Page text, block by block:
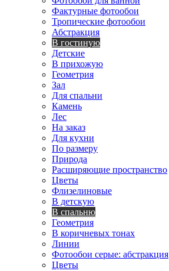
Фактурные фотообои
Тропические фотообои
Абстракция
В гостиную
Детские
В прихожую
Геометрия
Зал
Для спальни
Камень
Лес
На заказ
Для кухни
По размеру
Природа
Расширяющие пространство
Цветы
Флизелиновые
В детскую
В спальню
Геометрия
В коричневых тонах
Линии
Фотообои серые: абстракция
Цветы